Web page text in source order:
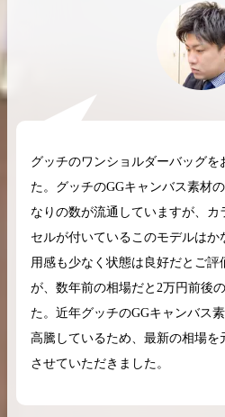
2026.04.10
希少なリザード素材のバーキンの買
高く売るためのポイントを徹底解説
バーキン相場解説
コラムをさらにみる
グッチのワンショルダーバッグを
た。グッチのGGキャンバス素材
なりの数が流通していますが、カ
セルが付いているこのモデルは
用感も少なく状態は良好だとご評
が、数年前の相場だと2万円前後
た。近年グッチのGGキャンバス
高騰しているため、最新の相場を
させていただきました。